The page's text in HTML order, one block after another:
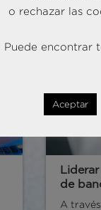
de
A
o rechazar las
Puede encontrar
Aceptar